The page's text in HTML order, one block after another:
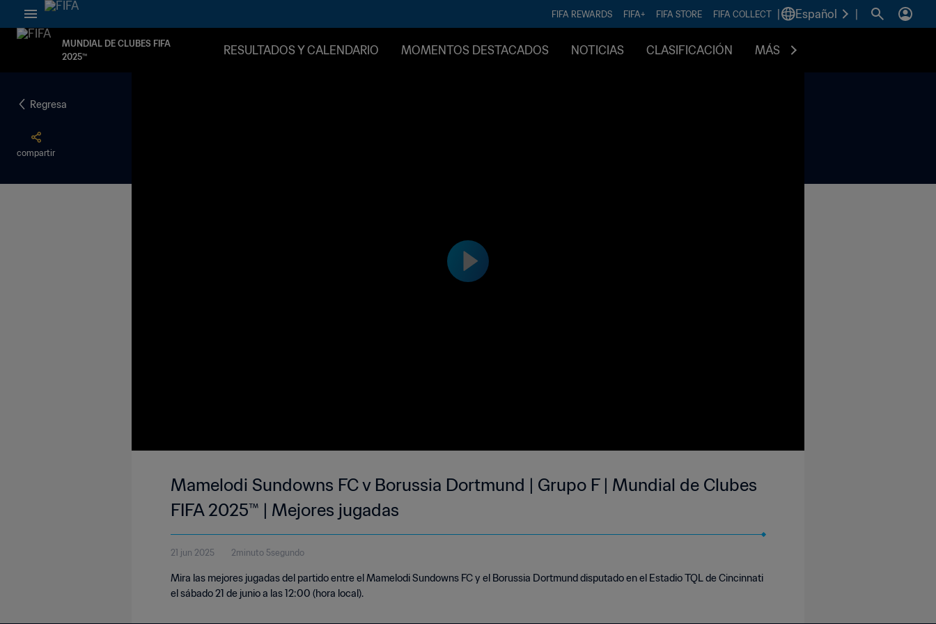
FIFA REWARDS FIFA+ FIFA STORE FIFA COLLECT Español
MUNDIAL DE CLUBES FIFA
2025™
RESULTADOS Y CALENDARIO MOMENTOS DESTACADOS NOTICIAS CLASIFICACIÓN MÁS
Regresa
compartir
Mamelodi Sundowns FC v Borussia Dortmund | Grupo F | Mundial de Clubes
FIFA 2025™ | Mejores jugadas
21 jun 2025 2minuto 5segundo
Mira las mejores jugadas del partido entre el Mamelodi Sundowns FC y el Borussia Dortmund disputado en el Estadio TQL de Cincinnati
el sábado 21 de junio a las 12:00 (hora local).